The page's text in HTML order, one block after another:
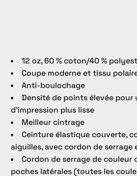
12 oz, 60 % coton/40 %
Coupe moderne et tissu
Anti-boulochage
Densité de points élevée pour
d’impression plus lisse
Meilleur cintrage
Ceinture élastique couverte,
aiguilles, avec cordon de serrage
Cordon de serrage de couleur
poches latérales (toutes les